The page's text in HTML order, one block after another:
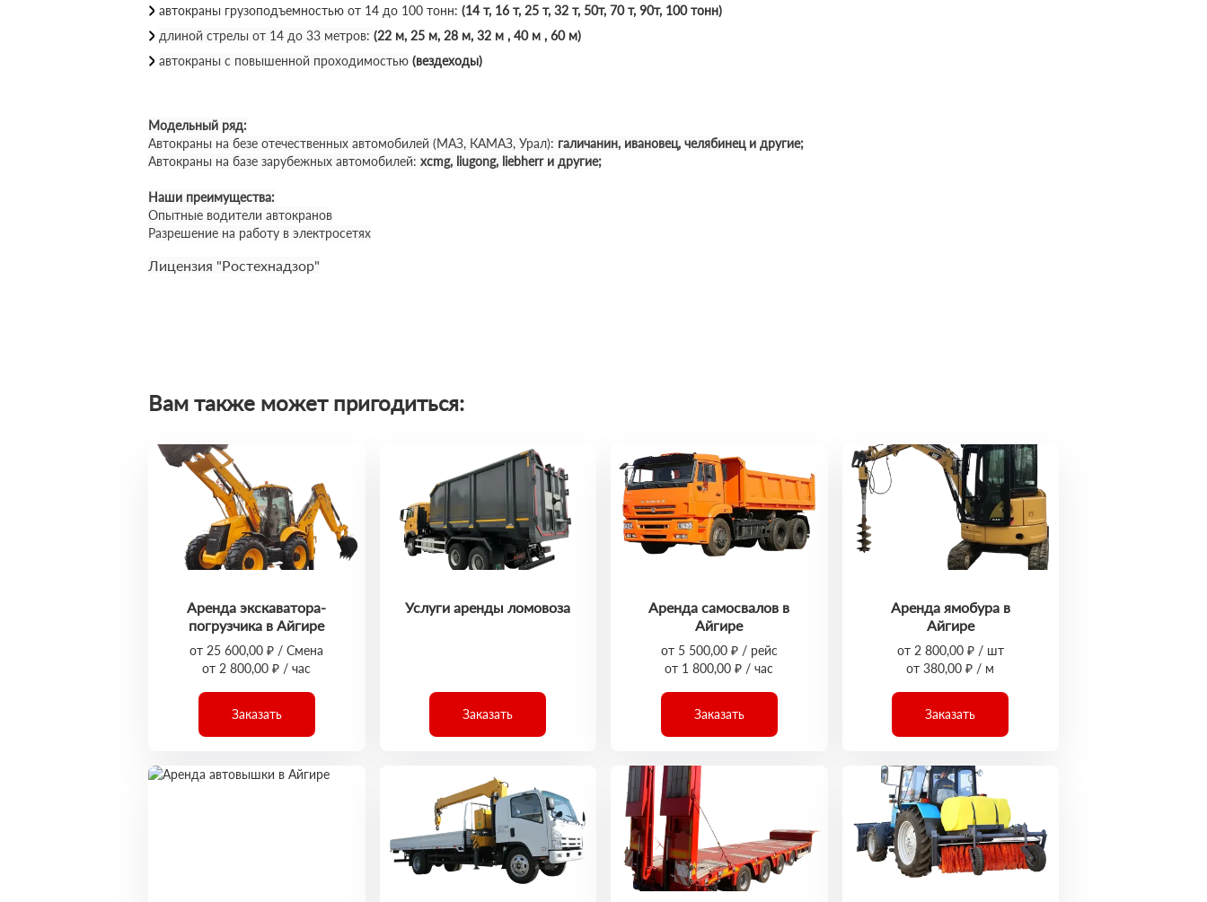
автокраны грузоподъемностью от 14 до 100 тонн: (14 т, 16 т, 25 т, 32 т, 50т, 70 т, 90т, 100 тонн)
длиной стрелы от 14 до 33 метров: (22 м, 25 м, 28 м, 32 м , 40 м , 60 м)
автокраны с повышенной проходимостью (вездеходы)
Модельный ряд:
Автокраны на безе отечественных автомобилей (МАЗ, КАМАЗ, Урал): галичанин, ивановец, челябинец и другие;
Автокраны на базе зарубежных автомобилей: xcmg, liugong, liebherr и другие;
Наши преимущества:
Опытные водители автокранов
Разрешение на работу в электросетях
Лицензия "Ростехнадзор"
Вам также может пригодиться:
Аренда экскаватора-
погрузчика в Айгире
от 25 600,00 ₽ / Смена
от 2 800,00 ₽ / час
Заказать
Услуги аренды ломовоза
Заказать
Аренда самосвалов в
Айгире
от 5 500,00 ₽ / рейс
от 1 800,00 ₽ / час
Заказать
Аренда ямобура в
Айгире
от 2 800,00 ₽ / шт
от 380,00 ₽ / м
Заказать